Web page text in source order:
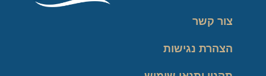
צור קשר
הצהרת נגישות